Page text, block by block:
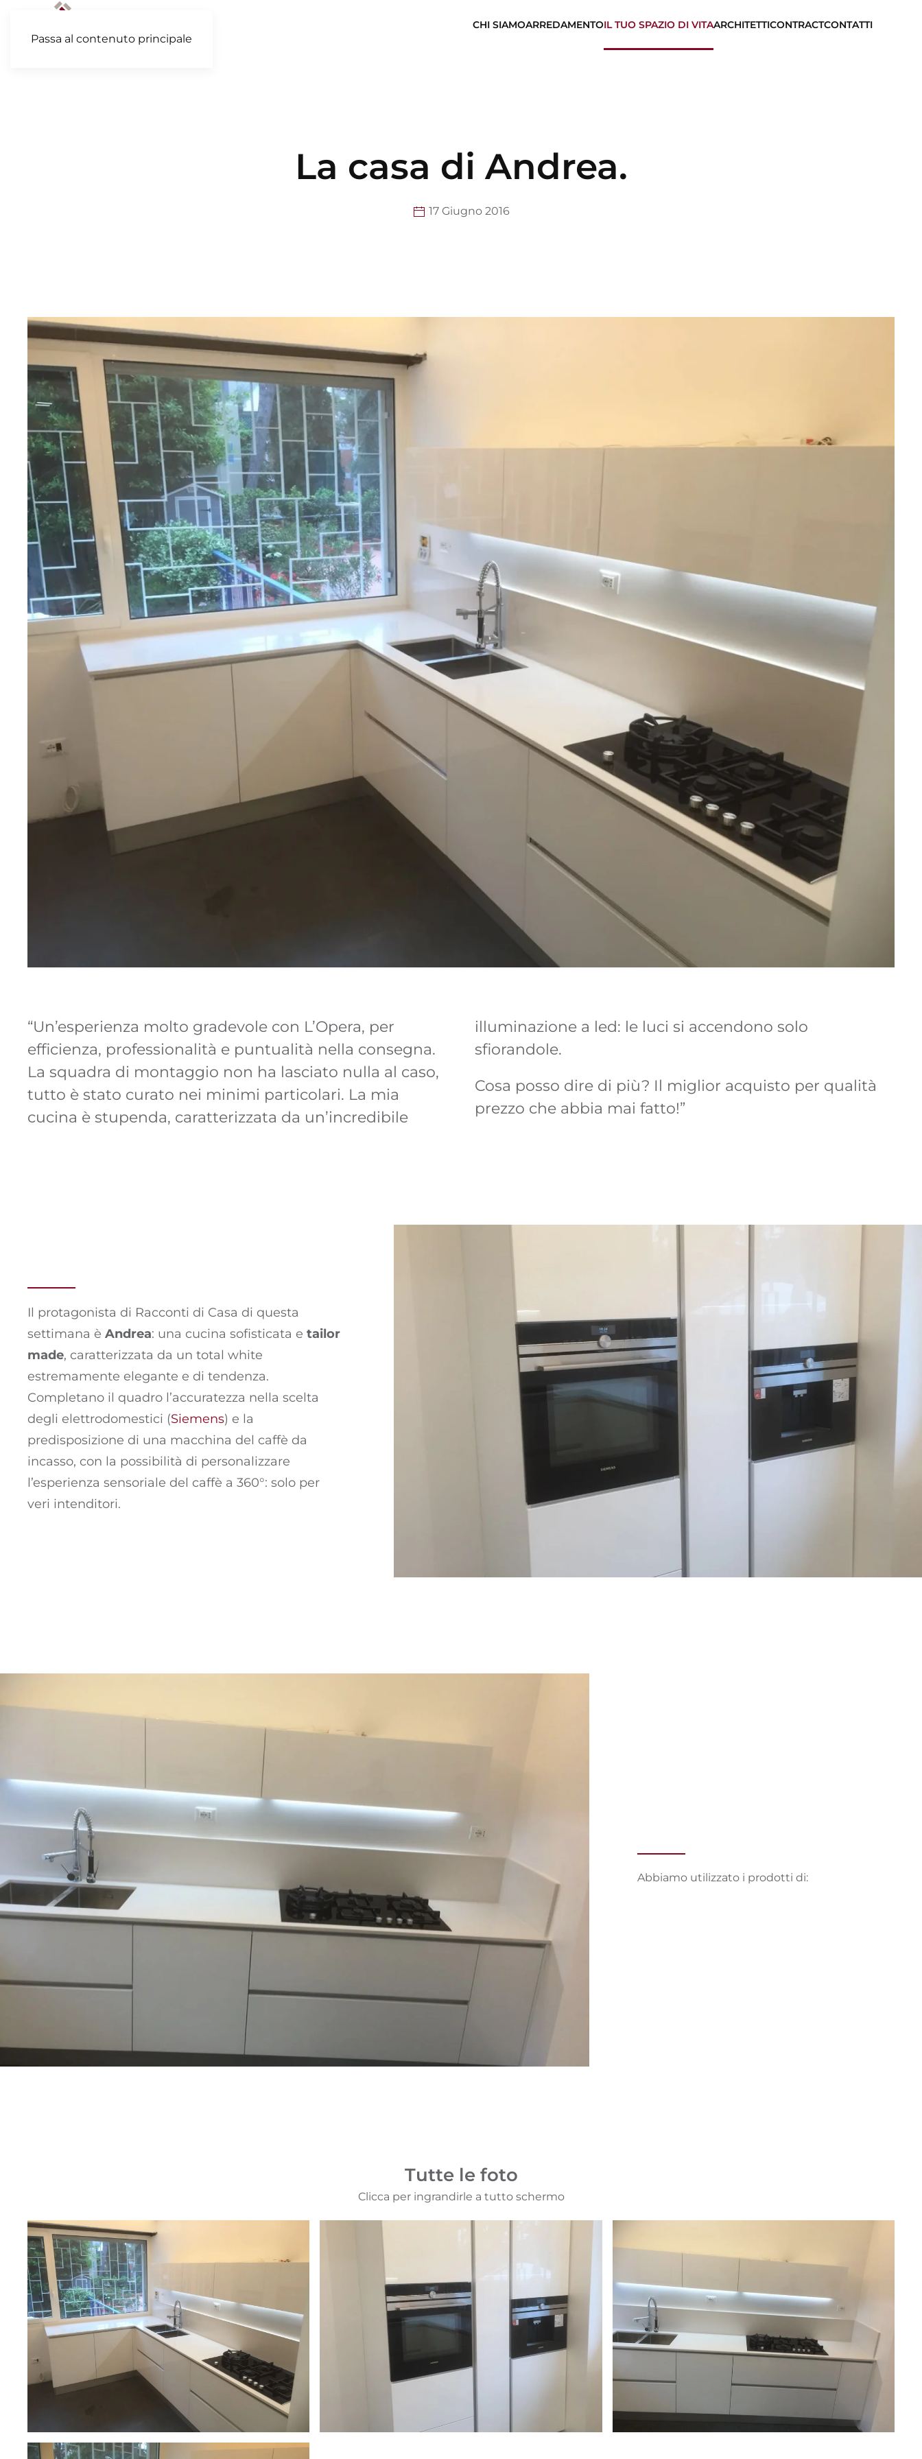
Passa al contenuto principale
CHI SIAMOARREDAMENTOIL TUO SPAZIO DI VITAARCHITETTICONTRACTCONTATTI
La casa di Andrea.
17 Giugno 2016
“Un’esperienza molto gradevole con L’Opera, per
efficienza, professionalità e puntualità nella consegna.
La squadra di montaggio non ha lasciato nulla al caso,
tutto è stato curato nei minimi particolari. La mia
cucina è stupenda, caratterizzata da un’incredibile
illuminazione a led: le luci si accendono solo
sfiorandole.
Cosa posso dire di più? Il miglior acquisto per qualità
prezzo che abbia mai fatto!”
Il protagonista di Racconti di Casa di questa
settimana è Andrea: una cucina sofisticata e tailor
made, caratterizzata da un total white
estremamente elegante e di tendenza.
Completano il quadro l’accuratezza nella scelta
degli elettrodomestici (Siemens) e la
predisposizione di una macchina del caffè da
incasso, con la possibilità di personalizzare
l’esperienza sensoriale del caffè a 360°: solo per
veri intenditori.
Abbiamo utilizzato i prodotti di:
Tutte le foto
Clicca per ingrandirle a tutto schermo